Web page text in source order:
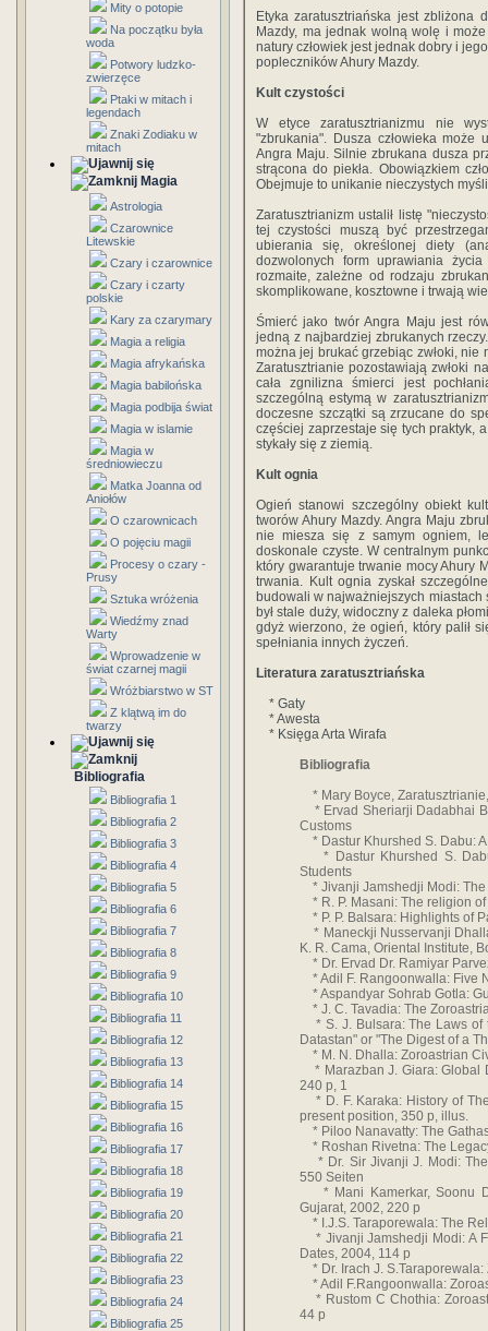
Mity o potopie
Na początku była
woda
Potwory ludzko-
zwierzęce
Ptaki w mitach i
legendach
Znaki Zodiaku w
mitach
Magia
Astrologia
Czarownice
Litewskie
Czary i czarownice
Czary i czarty
polskie
Kary za czarymary
Magia a religia
Magia afrykańska
Magia babilońska
Magia podbija świat
Magia w islamie
Magia w
średniowieczu
Matka Joanna od
Aniołów
O czarownicach
O pojęciu magii
Procesy o czary -
Prusy
Sztuka wróżenia
Wiedźmy znad
Warty
Wprowadzenie w
świat czarnej magii
Wróżbiarstwo w ST
Z klątwą im do
twarzy
Bibliografia
Bibliografia 1
Bibliografia 2
Bibliografia 3
Bibliografia 4
Bibliografia 5
Bibliografia 6
Bibliografia 7
Bibliografia 8
Bibliografia 9
Bibliografia 10
Bibliografia 11
Bibliografia 12
Bibliografia 13
Bibliografia 14
Bibliografia 15
Bibliografia 16
Bibliografia 17
Bibliografia 18
Bibliografia 19
Bibliografia 20
Bibliografia 21
Bibliografia 22
Bibliografia 23
Bibliografia 24
Bibliografia 25
Etyka zaratusztriańska jest zbliżona
Mazdy, ma jednak wolną wolę i
natury człowiek jest jednak dobry i
popleczników Ahury Mazdy.
Kult czystości
W etyce zaratusztrianizmu nie
"zbrukania". Dusza człowieka
Angra Maju. Silnie zbrukana dusza
strącona do piekła. Obowiązkiem
Obejmuje to unikanie nieczystych
Zaratusztrianizm ustalił listę
tej czystości muszą być
ubierania się, określonej diety
dozwolonych form uprawiania
rozmaite, zależne od rodzaju
skomplikowane, kosztowne i trwają
Śmierć jako twór Angra Maju jest
jedną z najbardziej zbrukanych
można jej brukać grzebiąc zwłoki, nie
Zaratusztrianie pozostawiają zwłoki
cała zgnilizna śmierci jest
szczególną estymą w
doczesne szczątki są zrzucane do
częściej zaprzestaje się tych praktyk,
stykały się z ziemią.
Kult ognia
Ogień stanowi szczególny obiekt
tworów Ahury Mazdy. Angra Maju
nie miesza się z samym ogniem,
doskonale czyste. W centralnym
który gwarantuje trwanie mocy Ahury
trwania. Kult ognia zyskał
budowali w najważniejszych miastach
był stale duży, widoczny z daleka
gdyż wierzono, że ogień, który palił
spełniania innych życzeń.
Literatura zaratusztriańska
* Gaty
* Awesta
* Księga Arta Wirafa
Bibliografia
* Mary Boyce,
* Ervad Sheriarji Dadabhai
Customs
* Dastur Khurshed S. Dabu:
* Dastur Khurshed S.
Students
* Jivanji Jamshedji Modi:
* R. P. Masani: The religion
* P. P. Balsara: Highlights of
* Maneckji Nusservanji
K. R. Cama, Oriental Institute,
* Dr. Ervad Dr. Ramiyar
* Adil F. Rangoonwalla: Five
* Aspandyar Sohrab Gotla:
* J. C. Tavadia: The
* S. J. Bulsara: The Laws of
Datastan" or "The Digest of a
* M. N. Dhalla: Zoroastrian
* Marazban J. Giara: Global
240 p, 1
* D. F. Karaka: History of
present position, 350 p, illus.
* Piloo Nanavatty: The
* Roshan Rivetna: The
* Dr. Sir Jivanji J. Modi: The
550 Seiten
* Mani Kamerkar, Soonu
Gujarat, 2002, 220 p
* I.J.S. Taraporewala: The
* Jivanji Jamshedji Modi: A
Dates, 2004, 114 p
* Dr. Irach J.
* Adil F.Rangoonwalla:
* Rustom C Chothia:
44 p